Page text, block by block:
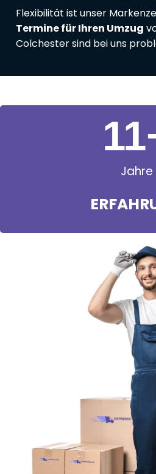
Flexibilität ist unser
Termine für Ihren Umzug
Colchester sind bei uns
Jahre
11